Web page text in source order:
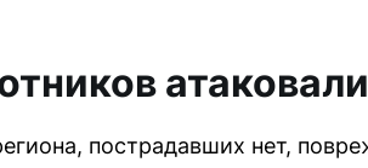
пострадавших нет,